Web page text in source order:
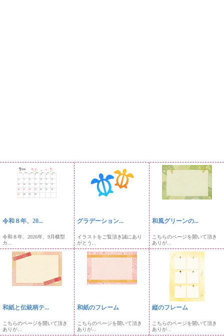
令和８年、20...
令和８年、2026年、9月横型
カ...
グラデーション...
イラストをご覧頂き誠にあり
がとう...
和風グリーンの...
こちらのページを開いて頂き
ありが...
和紙と伝統柄テ...
こちらのページを開いて頂き
ありが...
和紙のフレーム
こちらのページを開いて頂き
ありが...
縦のフレーム
こちらのページを開いて頂き
ありが...